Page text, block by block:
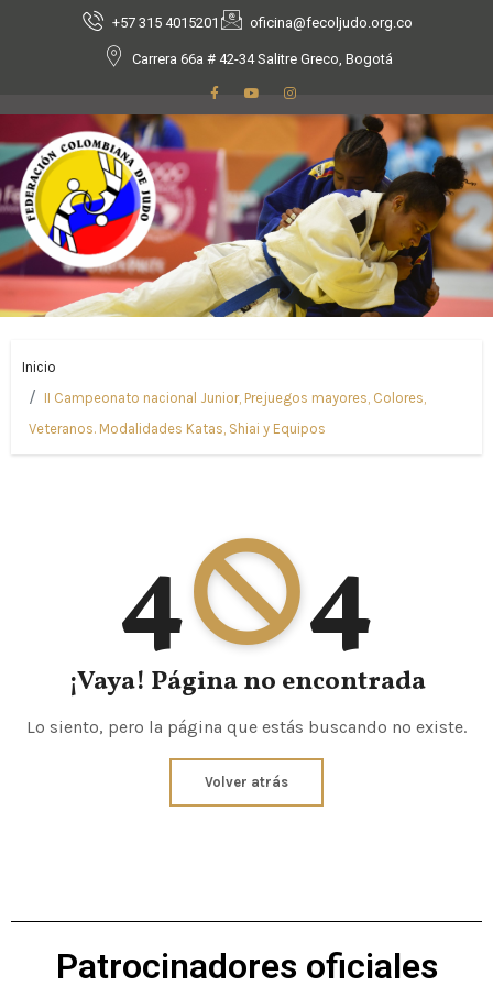
+57 315 4015201 oficina@fecoljudo.org.co
Carrera 66a # 42-34 Salitre Greco, Bogotá
Inicio
II Campeonato nacional Junior, Prejuegos mayores, Colores,
Veteranos. Modalidades Katas, Shiai y Equipos
4 4
¡Vaya! Página no encontrada
Lo siento, pero la página que estás buscando no existe.
Volver atrás
Patrocinadores oficiales